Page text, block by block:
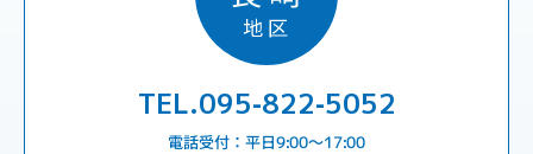
TEL.095-822-5052
電話受付：平日9:00〜17:00